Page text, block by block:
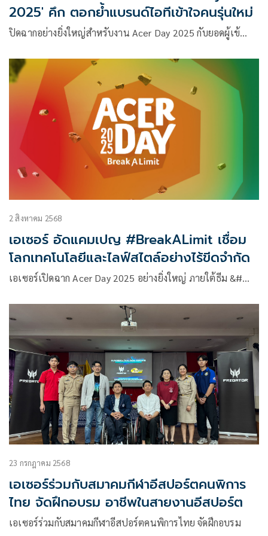
2025' คึก ตอกย้ำแบรนด์ไอทีเข้าใจคนรุ่นใหม่
ปิดฉากอย่างยิ่งใหญ่สำหรับงาน Acer Day 2025 กับยอดผู้เข้…
2 สิงหาคม 2568
เอเซอร์ อัดแคมเปญ #BreakALimit เชื่อม
โลกเทคโนโลยีและไลฟ์สไตล์อย่างไร้ขีดจำกัด
เอเซอร์เปิดฉาก Acer Day 2025 อย่างยิ่งใหญ่ ภายใต้ธีม &#…
23 กรกฎาคม 2568
เอเซอร์ร่วมกับสมาคมกีฬาอีสปอร์ตคนพิการ
ไทย จัดฝึกอบรม อาชีพในสายงานอีสปอร์ต
เอเซอร์ร่วมกับสมาคมกีฬาอีสปอร์ตคนพิการไทย จัดฝึกอบรม